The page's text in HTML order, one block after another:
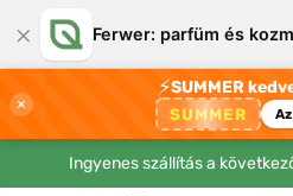
× Ferwer: parfüm és
×
⚡SUMMER
SUMMER
Ingyenes szállítás a